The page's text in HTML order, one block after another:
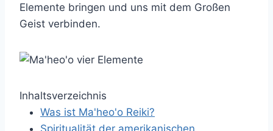
Elemente bringen und uns mit dem Großen
Geist verbinden.
Inhaltsverzeichnis
Was ist Ma'heo'o Reiki?
Spiritualität der amerikanischen